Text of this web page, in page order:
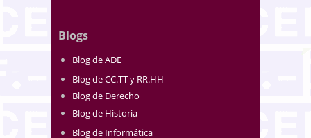
Blogs
Blog de ADE
Blog de CC.TT y RR.HH
Blog de Derecho
Blog de Historia
Blog de Informática